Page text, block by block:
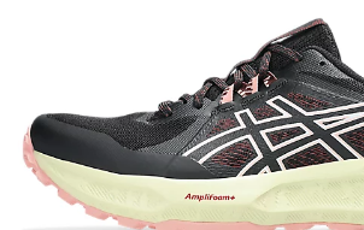
ลิงก์
หน้า
เดียวกัน